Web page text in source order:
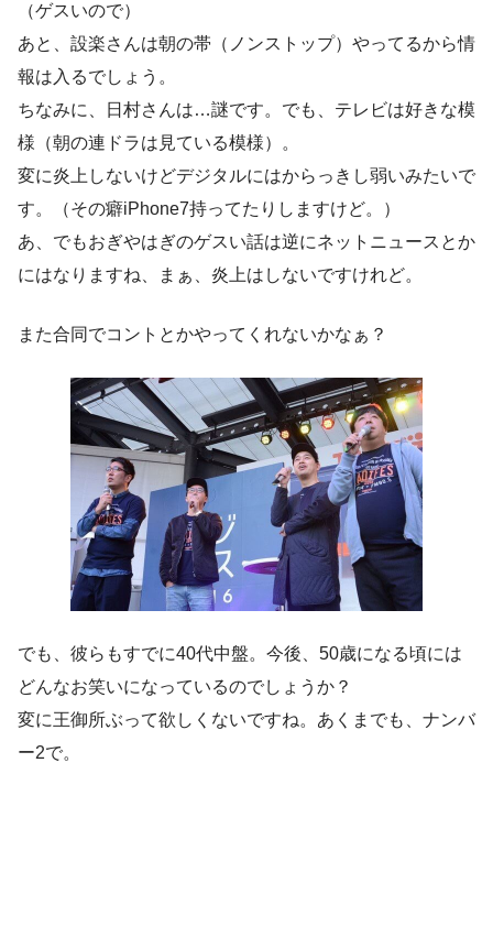
（ゲスいので）
あと、設楽さんは朝の帯（ノンストップ）やってるから情
報は入るでしょう。
ちなみに、日村さんは…謎です。でも、テレビは好きな模
様（朝の連ドラは見ている模様）。
変に炎上しないけどデジタルにはからっきし弱いみたいで
す。（その癖iPhone7持ってたりしますけど。）
あ、でもおぎやはぎのゲスい話は逆にネットニュースとか
にはなりますね、まぁ、炎上はしないですけれど。
また合同でコントとかやってくれないかなぁ？
でも、彼らもすでに40代中盤。今後、50歳になる頃には
どんなお笑いになっているのでしょうか？
変に王御所ぶって欲しくないですね。あくまでも、ナンバ
ー2で。